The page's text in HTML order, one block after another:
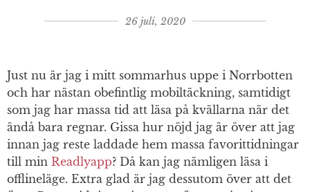
26 juli, 2020
Just nu är jag i mitt sommarhus uppe i Norrbotten
och har nästan obefintlig mobiltäckning, samtidigt
som jag har massa tid att läsa på kvällarna när det
ändå bara regnar. Gissa hur nöjd jag är över att jag
innan jag reste laddade hem massa favorittidningar
till min Readlyapp? Då kan jag nämligen läsa i
offlineläge. Extra glad är jag dessutom över att det